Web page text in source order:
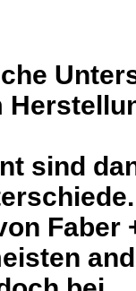
sind
Faber